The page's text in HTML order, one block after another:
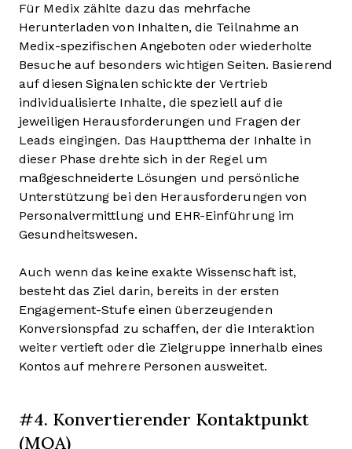
Für Medix zählte dazu das mehrfache
Herunterladen von Inhalten, die Teilnahme an
Medix-spezifischen Angeboten oder wiederholte
Besuche auf besonders wichtigen Seiten. Basierend
auf diesen Signalen schickte der Vertrieb
individualisierte Inhalte, die speziell auf die
jeweiligen Herausforderungen und Fragen der
Leads eingingen. Das Hauptthema der Inhalte in
dieser Phase drehte sich in der Regel um
maßgeschneiderte Lösungen und persönliche
Unterstützung bei den Herausforderungen von
Personalvermittlung und EHR-Einführung im
Gesundheitswesen.
Auch wenn das keine exakte Wissenschaft ist,
besteht das Ziel darin, bereits in der ersten
Engagement-Stufe einen überzeugenden
Konversionspfad zu schaffen, der die Interaktion
weiter vertieft oder die Zielgruppe innerhalb eines
Kontos auf mehrere Personen ausweitet.
#4. Konvertierender Kontaktpunkt
(MQA)